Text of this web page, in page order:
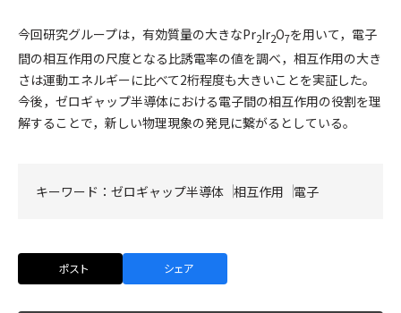
今回研究グループは，有効質量の大きなPr2Ir2O7を用いて，電子
間の相互作用の尺度となる比誘電率の値を調べ，相互作用の大き
さは運動エネルギーに比べて2桁程度も大きいことを実証した。
今後，ゼロギャップ半導体における電子間の相互作用の役割を理
解することで，新しい物理現象の発見に繋がるとしている。
キーワード： ゼロギャップ半導体 相互作用 電子
ポスト シェア